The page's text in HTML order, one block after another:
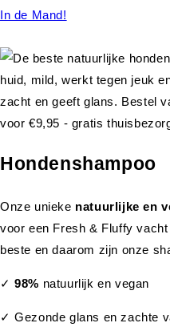
In de Mand!
Hondenshampoo
Onze unieke natuurlijke en
voor een Fresh & Fluffy
beste en daarom zijn onze
✓98% natuurlijk en vegan
✓ Gezonde glans en zachte